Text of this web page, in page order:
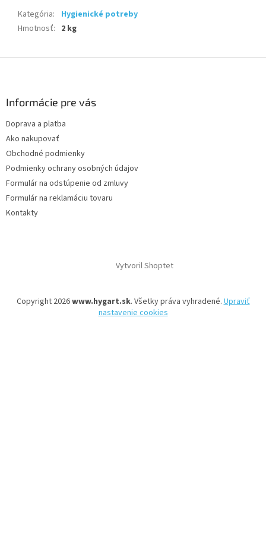
Kategória:
Hygienické potreby
Hmotnosť: 2 kg
Informácie pre vás
Doprava a platba
Ako nakupovať
Obchodné podmienky
Podmienky ochrany osobných údajov
Formulár na odstúpenie od zmluvy
Formulár na reklamáciu tovaru
Kontakty
Vytvoril Shoptet
Copyright 2026www.hygart.sk. Všetky práva vyhradené.Upraviť
nastavenie cookies